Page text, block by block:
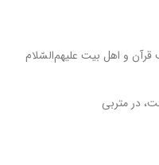
و اهل بیت علیهم‌السّلام
در متربی